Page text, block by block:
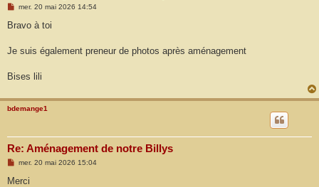
M
s
g
mer. 20 mai 2026 14:54
Bravo à toi
Je suis également preneur de photos après aménagement
Bises lili
bdemange1
Re: Aménagement de notre Billys
M
s
mer. 20 mai 2026 15:04
Merci